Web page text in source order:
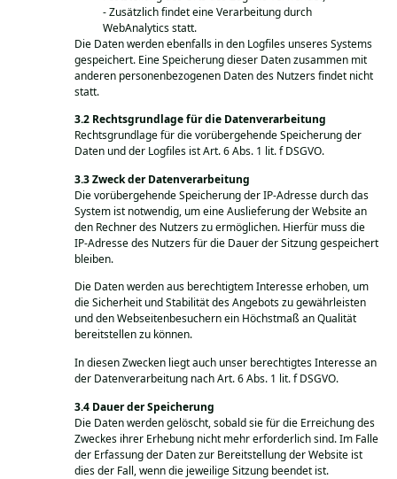
Zusätzlich findet eine Verarbeitung durch
WebAnalytics statt.
Die Daten werden ebenfalls in den Logfiles unseres Systems
gespeichert. Eine Speicherung dieser Daten zusammen mit
anderen personenbezogenen Daten des Nutzers findet nicht
statt.
Rechtsgrundlage für die Datenverarbeitung
Rechtsgrundlage für die vorübergehende Speicherung der
Daten und der Logfiles ist Art. 6 Abs. 1 lit. f DSGVO.
Zweck der Datenverarbeitung
Die vorübergehende Speicherung der IP-Adresse durch das
System ist notwendig, um eine Auslieferung der Website an
den Rechner des Nutzers zu ermöglichen. Hierfür muss die
IP-Adresse des Nutzers für die Dauer der Sitzung gespeichert
bleiben.
Die Daten werden aus berechtigtem Interesse erhoben, um
die Sicherheit und Stabilität des Angebots zu gewährleisten
und den Webseitenbesuchern ein Höchstmaß an Qualität
bereitstellen zu können.
In diesen Zwecken liegt auch unser berechtigtes Interesse an
der Datenverarbeitung nach Art. 6 Abs. 1 lit. f DSGVO.
Dauer der Speicherung
Die Daten werden gelöscht, sobald sie für die Erreichung des
Zweckes ihrer Erhebung nicht mehr erforderlich sind. Im Falle
der Erfassung der Daten zur Bereitstellung der Website ist
dies der Fall, wenn die jeweilige Sitzung beendet ist.